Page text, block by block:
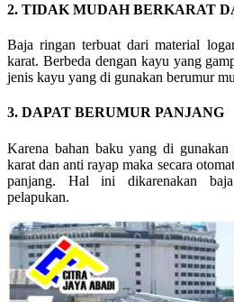
2. TIDAK MUDAH BERKARAT
Baja ringan terbuat dari material
karat. Berbeda dengan kayu yang
jenis kayu yang di gunakan berumur
3. DAPAT BERUMUR PANJANG
Karena bahan baku yang di
karat dan anti rayap maka secara
panjang. Hal ini dikarenakan
pelapukan.